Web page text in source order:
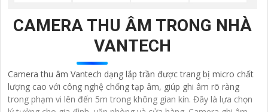
CAMERA THU ÂM TRONG NHÀ
VANTECH
Camera thu âm Vantech dạng lắp trần được trang bị micro chất
lượng cao với công nghệ chống tạp âm, giúp ghi âm rõ ràng
trong phạm vi lên đến 5m trong không gian kín. Đây là lựa chọn